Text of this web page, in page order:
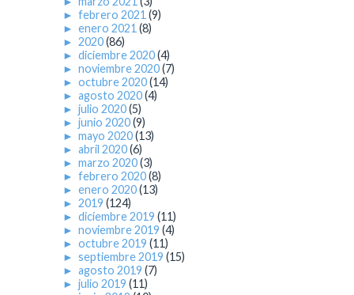
► febrero 2021 (9)
► enero 2021 (8)
► 2020(86)
► diciembre 2020(4)
► noviembre 2020(7)
► octubre 2020(14)
► agosto 2020(4)
► julio 2020(5)
► junio 2020(9)
► mayo 2020(13)
► abril 2020(6)
► marzo 2020(3)
► febrero 2020(8)
► enero 2020(13)
► 2019 (124)
► diciembre 2019 (11)
► noviembre 2019 (4)
► octubre 2019 (11)
► septiembre 2019 (15)
► agosto 2019 (7)
► julio 2019 (11)